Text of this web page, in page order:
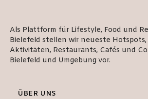
Als Plattform für Lifestyle, Food und
Bielefeld stellen wir neueste Hotspots,
Aktivitäten, Restaurants, Cafés und
Bielefeld und Umgebung vor.
ÜBER UNS